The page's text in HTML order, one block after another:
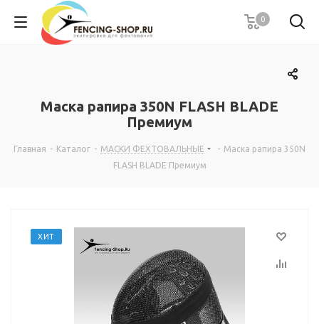
0
Маска рапира 350N FLASH BLADE
Премиум
Главная - Каталог - МАСКИ ФЕХТОВАЛЬНЫЕ - Маска рапира 350N
FLASH BLADE Премиум
ХИТ